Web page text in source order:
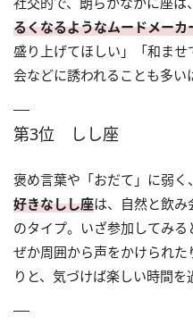
るくなるようなムードメーカ
盛り上げてほしい」「和ま
会などに誘われることも多い
第3位 しし座
褒め言葉や「おだて」に弱く
好きなしし座は、自然と飲み
のタイプ。いざ参加してみ
ぜか周囲から声をかけられ
りと、気づけば楽しい時間を